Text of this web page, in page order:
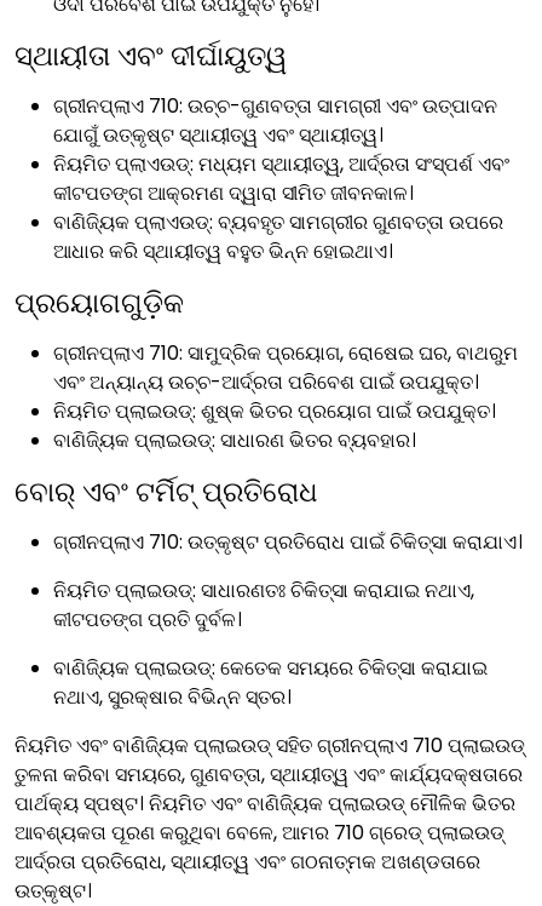
ସ୍ଥାୟୀତା ଏବଂ ଦୀର୍ଘାୟୁତ୍ୱ
ଗ୍ରୀନପ୍ଲାଏ 710: ଉଚ୍ଚ-ଗୁଣବତ୍ତା ସାମଗ୍ରୀ ଏବଂ ଉତ୍ପାଦନ
ଯୋଗୁଁ ଉତ୍କୃଷ୍ଟ ସ୍ଥାୟୀତ୍ୱ ଏବଂ ସ୍ଥାୟୀତ୍ୱ।
ନିୟମିତ ପ୍ଲାଏଉଡ୍: ମଧ୍ୟମ ସ୍ଥାୟୀତ୍ୱ, ଆର୍ଦ୍ରତା ସଂସ୍ପର୍ଶ ଏବଂ
କୀଟପତଙ୍ଗ ଆକ୍ରମଣ ଦ୍ୱାରା ସୀମିତ ଜୀବନକାଳ।
ବାଣିଜ୍ୟିକ ପ୍ଲାଏଉଡ୍: ବ୍ୟବହୃତ ସାମଗ୍ରୀର ଗୁଣବତ୍ତା ଉପରେ
ଆଧାର କରି ସ୍ଥାୟୀତ୍ୱ ବହୁତ ଭିନ୍ନ ହୋଇଥାଏ।
ପ୍ରୟୋଗଗୁଡ଼ିକ
ଗ୍ରୀନପ୍ଲାଏ 710: ସାମୁଦ୍ରିକ ପ୍ରୟୋଗ, ରୋଷେଇ ଘର, ବାଥରୁମ
ଏବଂ ଅନ୍ୟାନ୍ୟ ଉଚ୍ଚ-ଆର୍ଦ୍ରତା ପରିବେଶ ପାଇଁ ଉପଯୁକ୍ତ।
ନିୟମିତ ପ୍ଲାଇଉଡ୍: ଶୁଷ୍କ ଭିତର ପ୍ରୟୋଗ ପାଇଁ ଉପଯୁକ୍ତ।
ବାଣିଜ୍ୟିକ ପ୍ଲାଇଉଡ୍: ସାଧାରଣ ଭିତର ବ୍ୟବହାର।
ବୋର୍ ଏବଂ ଟର୍ମିଟ୍ ପ୍ରତିରୋଧ
ଗ୍ରୀନପ୍ଲାଏ 710: ଉତ୍କୃଷ୍ଟ ପ୍ରତିରୋଧ ପାଇଁ ଚିକିତ୍ସା କରାଯାଏ।
ନିୟମିତ ପ୍ଲାଇଉଡ୍: ସାଧାରଣତଃ ଚିକିତ୍ସା କରାଯାଇ ନଥାଏ,
କୀଟପତଙ୍ଗ ପ୍ରତି ଦୁର୍ବଳ।
ବାଣିଜ୍ୟିକ ପ୍ଲାଇଉଡ୍: କେତେକ ସମୟରେ ଚିକିତ୍ସା କରାଯାଇ
ନଥାଏ, ସୁରକ୍ଷାର ବିଭିନ୍ନ ସ୍ତର।
ନିୟମିତ ଏବଂ ବାଣିଜ୍ୟିକ ପ୍ଲାଇଉଡ୍ ସହିତ ଗ୍ରୀନପ୍ଲାଏ 710 ପ୍ଲାଇଉଡ୍
ତୁଳନା କରିବା ସମୟରେ, ଗୁଣବତ୍ତା, ସ୍ଥାୟୀତ୍ୱ ଏବଂ କାର୍ଯ୍ୟଦକ୍ଷତାରେ
ପାର୍ଥକ୍ୟ ସ୍ପଷ୍ଟ। ନିୟମିତ ଏବଂ ବାଣିଜ୍ୟିକ ପ୍ଲାଇଉଡ୍ ମୌଳିକ ଭିତର
ଆବଶ୍ୟକତା ପୂରଣ କରୁଥିବା ବେଳେ, ଆମର 710 ଗ୍ରେଡ୍ ପ୍ଲାଇଉଡ୍
ଆର୍ଦ୍ରତା ପ୍ରତିରୋଧ, ସ୍ଥାୟୀତ୍ୱ ଏବଂ ଗଠନାତ୍ମକ ଅଖଣ୍ଡତାରେ
ଉତ୍କୃଷ୍ଟ।